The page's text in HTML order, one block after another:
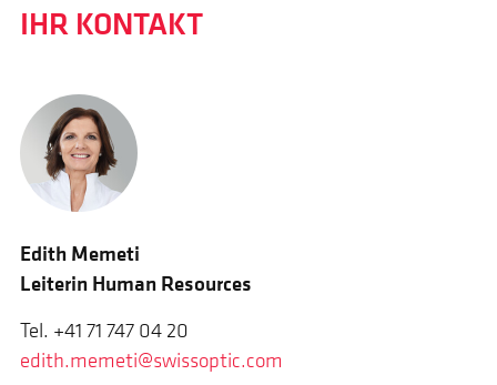
IHR KONTAKT
Edith Memeti
Leiterin Human Resources
Tel. +41 71 747 04 20
edith.memeti@swissoptic.com